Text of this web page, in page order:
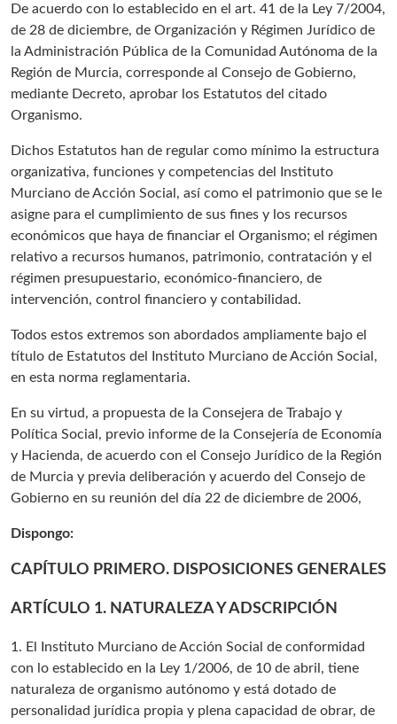
De acuerdo con lo establecido en el art. 41 de la Ley 7/2004,
de 28 de diciembre, de Organización y Régimen Jurídico de
la Administración Pública de la Comunidad Autónoma de la
Región de Murcia, corresponde al Consejo de Gobierno,
mediante Decreto, aprobar los Estatutos del citado
Organismo.
Dichos Estatutos han de regular como mínimo la estructura
organizativa, funciones y competencias del Instituto
Murciano de Acción Social, así como el patrimonio que se le
asigne para el cumplimiento de sus fines y los recursos
económicos que haya de financiar el Organismo; el régimen
relativo a recursos humanos, patrimonio, contratación y el
régimen presupuestario, económico-financiero, de
intervención, control financiero y contabilidad.
Todos estos extremos son abordados ampliamente bajo el
título de Estatutos del Instituto Murciano de Acción Social,
en esta norma reglamentaria.
En su virtud, a propuesta de la Consejera de Trabajo y
Política Social, previo informe de la Consejería de Economía
y Hacienda, de acuerdo con el Consejo Jurídico de la Región
de Murcia y previa deliberación y acuerdo del Consejo de
Gobierno en su reunión del día 22 de diciembre de 2006,
Dispongo:
CAPÍTULO PRIMERO. DISPOSICIONES GENERALES
ARTÍCULO 1. NATURALEZA Y ADSCRIPCIÓN
1. El Instituto Murciano de Acción Social de conformidad
con lo establecido en la Ley 1/2006, de 10 de abril, tiene
naturaleza de organismo autónomo y está dotado de
personalidad jurídica propia y plena capacidad de obrar, de